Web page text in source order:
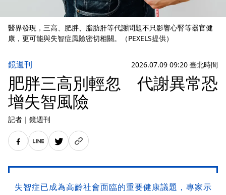
醫界發現，三高、肥胖、脂肪肝等代謝問題不只影響心腎等器官健
康，更可能與失智症風險密切相關。（PEXELS提供）
鏡週刊 2026.07.09 09:20 臺北時間
肥胖三高別輕忽 代謝異常恐
增失智風險
記者 ｜ 鏡週刊
失智症已成為高齡社會面臨的重要健康議題，專家示